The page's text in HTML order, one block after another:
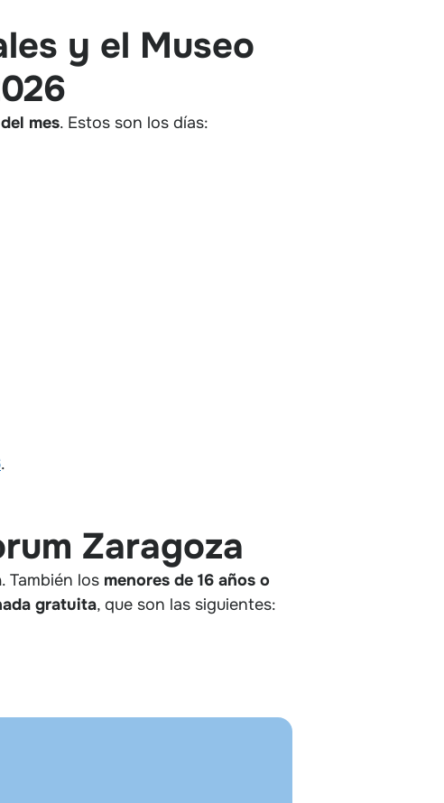
y el Museo
mes. Estos son los días:
.
Zaragoza
. También los menores de 16 años o
gratuita, que son las siguientes: